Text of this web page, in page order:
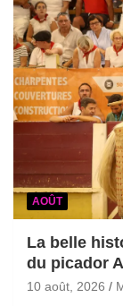
AOÛT
La belle
du picador
10 août, 2026